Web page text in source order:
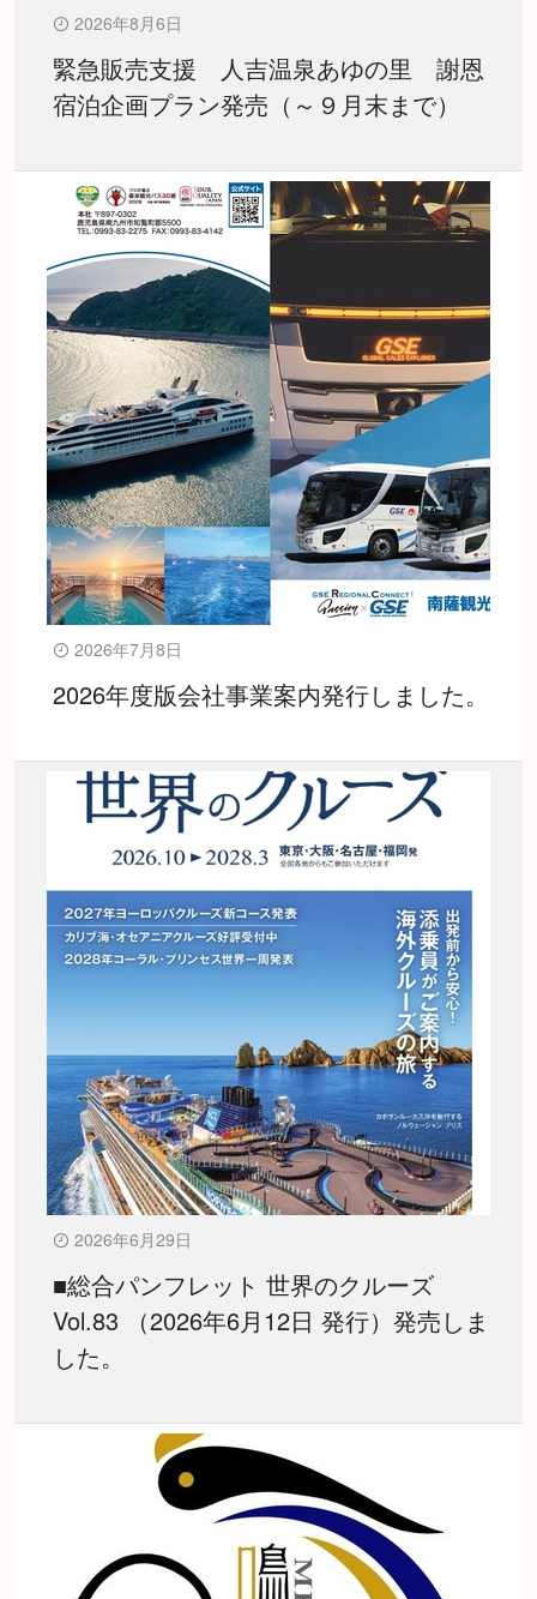
2026年8月6日
緊急販売支援 人吉温泉あゆの里 謝恩
宿泊企画プラン発売（～９月末まで）
2026年7月8日
2026年度版会社事業案内発行しました。
2026年6月29日
■総合パンフレット 世界のクルーズ
Vol.83 （2026年6月12日 発行）発売しま
した。